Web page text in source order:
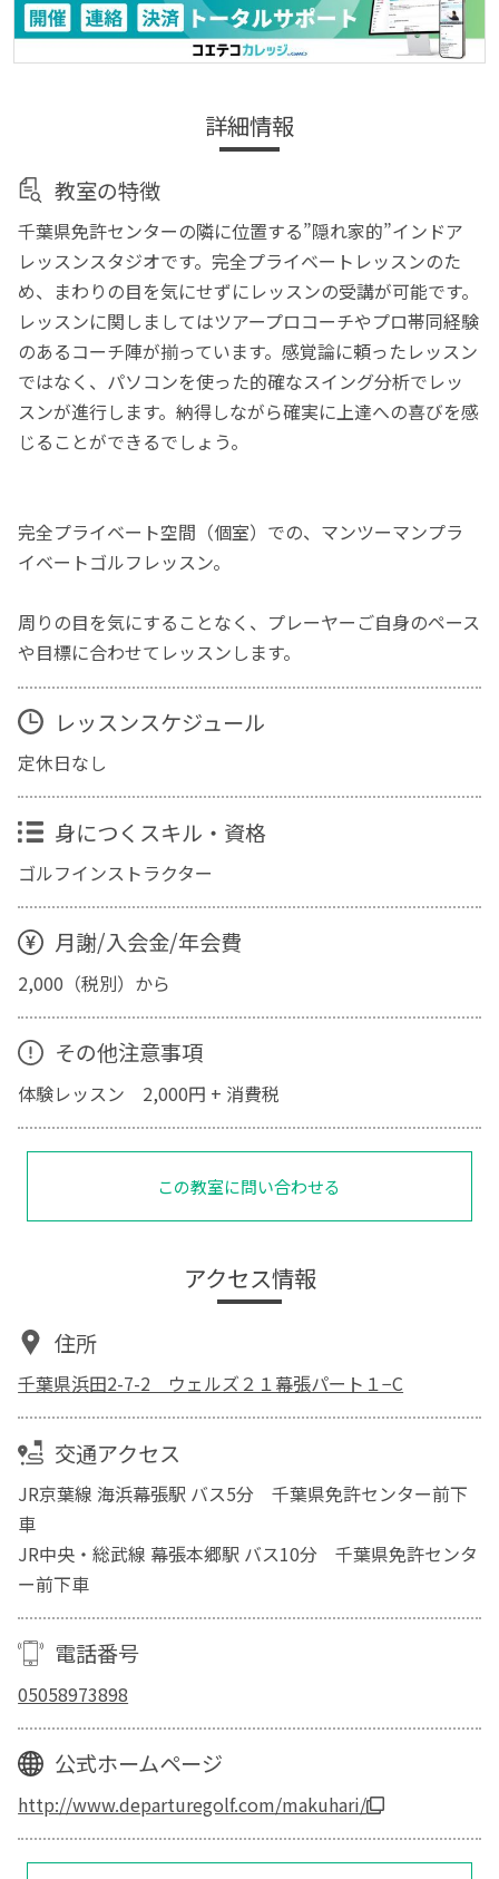
詳細情報
教室の特徴
千葉県免許センターの隣に位置する”隠れ家的”インドア
レッスンスタジオです。完全プライベートレッスンのた
め、まわりの目を気にせずにレッスンの受講が可能です。
レッスンに関しましてはツアープロコーチやプロ帯同経験
のあるコーチ陣が揃っています。感覚論に頼ったレッスン
ではなく、パソコンを使った的確なスイング分析でレッ
スンが進行します。納得しながら確実に上達への喜びを感
じることができるでしょう。
完全プライベート空間（個室）での、マンツーマンプラ
イベートゴルフレッスン。
周りの目を気にすることなく、プレーヤーご自身のペース
や目標に合わせてレッスンします。
レッスンスケジュール
定休日なし
身につくスキル・資格
ゴルフインストラクター
月謝/入会金/年会費
2,000（税別）から
その他注意事項
体験レッスン 2,000円 + 消費税
この教室に問い合わせる
アクセス情報
住所
千葉県浜田2-7-2 ウェルズ２１幕張パート１−C
交通アクセス
JR京葉線 海浜幕張駅 バス5分 千葉県免許センター前下
車
JR中央・総武線 幕張本郷駅 バス10分 千葉県免許センタ
ー前下車
電話番号
05058973898
公式ホームページ
http://www.departuregolf.com/makuhari/